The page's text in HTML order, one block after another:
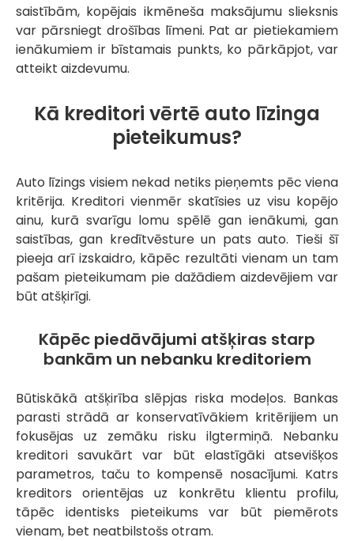
saistībām, kopējais ikmēneša maksājumu slieksnis
var pārsniegt drošības līmeni. Pat ar pietiekamiem
ienākumiem ir bīstamais punkts, ko pārkāpjot, var
atteikt aizdevumu.
Kā kreditori vērtē auto līzinga
pieteikumus?
Auto līzings visiem nekad netiks pieņemts pēc viena
kritērija. Kreditori vienmēr skatīsies uz visu kopējo
ainu, kurā svarīgu lomu spēlē gan ienākumi, gan
saistības, gan kredītvēsture un pats auto. Tieši šī
pieeja arī izskaidro, kāpēc rezultāti vienam un tam
pašam pieteikumam pie dažādiem aizdevējiem var
būt atšķirīgi.
Kāpēc piedāvājumi atšķiras starp
bankām un nebanku kreditoriem
Būtiskākā atšķirība slēpjas riska modeļos. Bankas
parasti strādā ar konservatīvākiem kritērijiem un
fokusējas uz zemāku risku ilgtermiņā. Nebanku
kreditori savukārt var būt elastīgāki atsevišķos
parametros, taču to kompensē nosacījumi. Katrs
kreditors orientējas uz konkrētu klientu profilu,
tāpēc identisks pieteikums var būt piemērots
vienam, bet neatbilstošs otram.